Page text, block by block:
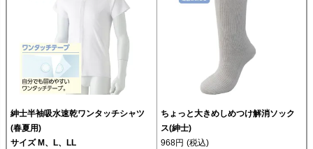
紳士半袖吸水速乾ワンタッチシャツ
(春夏用)
サイズ M、L、LL
ちょっと大きめしめつけ解消ソック
ス(紳士)
968円 (税込)